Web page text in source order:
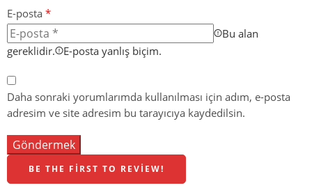
E-posta *
Bu alan
gereklidir.
E-posta yanlış biçim.
Daha sonraki yorumlarımda kullanılması için adım, e-posta
adresim ve site adresim bu tarayıcıya kaydedilsin.
BE THE FIRST TO REVIEW!